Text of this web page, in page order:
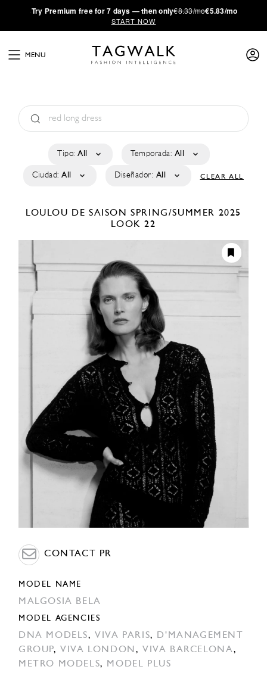
·Try Premium free for 7 days — then only€8.33/mo€5.83/mo
START NOW
MENU
Tipo: All Temporada: All
Ciudad: All Diseñador: All CLEAR ALL
LOULOU DE SAISONSPRING/SUMMER 2025
LOOK 22
CONTACT PR
MODEL NAME
MALGOSIA BELA
MODEL AGENCIES
DNA MODELS,VIVA PARIS,
D'MANAGEMENT
GROUP,VIVA LONDON ,VIVA BARCELONA,
METRO MODELS, MODEL PLUS